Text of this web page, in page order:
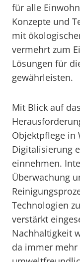
für alle
Konzepte und
mit
vermehrt zum
Lösungen für
gewährleisten.
Mit Blick auf
Objektpflege in
Digitalisierung
einnehmen.
Überwachung
Technologien
verstärkt
Nachhaltigkeit
da immer mehr